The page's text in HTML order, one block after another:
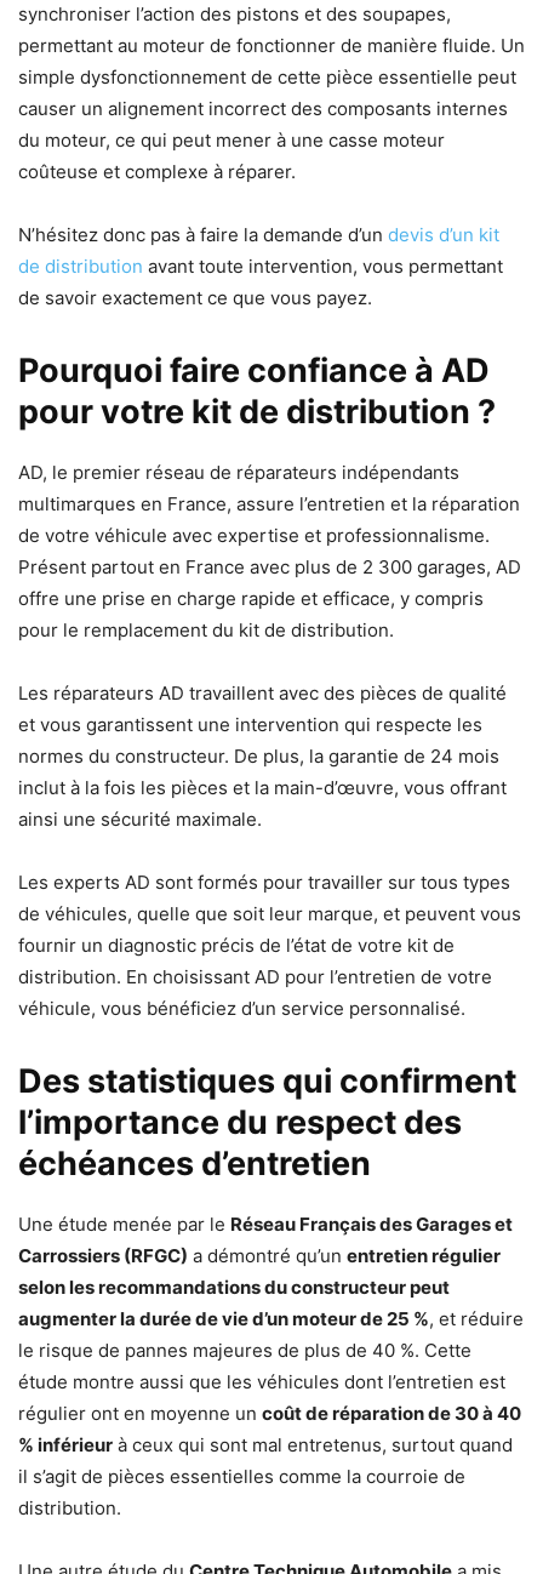
synchroniser l’action des pistons et des soupapes,
permettant au moteur de fonctionner de manière fluide. Un
simple dysfonctionnement de cette pièce essentielle peut
causer un alignement incorrect des composants internes
du moteur, ce qui peut mener à une casse moteur
coûteuse et complexe à réparer.
N’hésitez donc pas à faire la demande d’un devis d’un kit
de distribution avant toute intervention, vous permettant
de savoir exactement ce que vous payez.
Pourquoi faire confiance à AD
pour votre kit de distribution ?
AD, le premier réseau de réparateurs indépendants
multimarques en France, assure l’entretien et la réparation
de votre véhicule avec expertise et professionnalisme.
Présent partout en France avec plus de 2 300 garages, AD
offre une prise en charge rapide et efficace, y compris
pour le remplacement du kit de distribution.
Les réparateurs AD travaillent avec des pièces de qualité
et vous garantissent une intervention qui respecte les
normes du constructeur. De plus, la garantie de 24 mois
inclut à la fois les pièces et la main-d’œuvre, vous offrant
ainsi une sécurité maximale.
Les experts AD sont formés pour travailler sur tous types
de véhicules, quelle que soit leur marque, et peuvent vous
fournir un diagnostic précis de l’état de votre kit de
distribution. En choisissant AD pour l’entretien de votre
véhicule, vous bénéficiez d’un service personnalisé.
Des statistiques qui confirment
l’importance du respect des
échéances d’entretien
Une étude menée par le Réseau Français des Garages et
Carrossiers (RFGC) a démontré qu’un entretien régulier
selon les recommandations du constructeur peut
augmenter la durée de vie d’un moteur de 25 %, et réduire
le risque de pannes majeures de plus de 40 %. Cette
étude montre aussi que les véhicules dont l’entretien est
régulier ont en moyenne un coût de réparation de 30 à 40
% inférieur à ceux qui sont mal entretenus, surtout quand
il s’agit de pièces essentielles comme la courroie de
distribution.